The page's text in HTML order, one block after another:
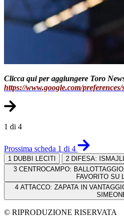
Clicca qui per aggiungere Toro
https://www.google.com/
1 di 4
Prossima scheda 1 di 4
1 DUBBI LECITI 2 DIFESA:
3 CENTROCAMPO:
FAVORITO SU
4 ATTACCO: ZAPATA IN
© RIPRODUZIONE RISERVATA